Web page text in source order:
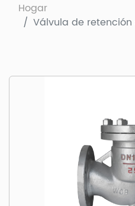
Hogar
Válvula de